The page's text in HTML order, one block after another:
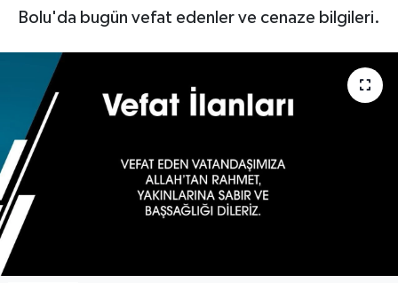
Bolu'da bugün vefat edenler ve cenaze bilgileri.